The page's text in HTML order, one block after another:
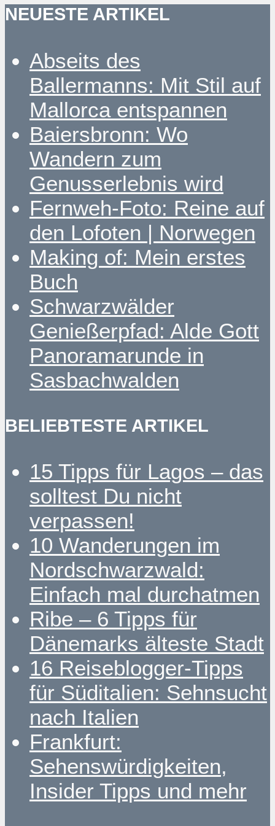
NEUESTE ARTIKEL
Abseits des
Ballermanns: Mit Stil auf
Mallorca entspannen
Baiersbronn: Wo
Wandern zum
Genusserlebnis wird
Fernweh-Foto: Reine auf
den Lofoten | Norwegen
Making of: Mein erstes
Buch
Schwarzwälder
Genießerpfad: Alde Gott
Panoramarunde in
Sasbachwalden
BELIEBTESTE ARTIKEL
15 Tipps für Lagos – das
solltest Du nicht
verpassen!
10 Wanderungen im
Nordschwarzwald:
Einfach mal durchatmen
Ribe – 6 Tipps für
Dänemarks älteste Stadt
16 Reiseblogger-Tipps
für Süditalien: Sehnsucht
nach Italien
Frankfurt:
Sehenswürdigkeiten,
Insider Tipps und mehr